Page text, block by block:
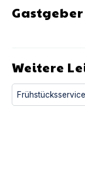
Gastgeber
Weitere
Frühstücksservice